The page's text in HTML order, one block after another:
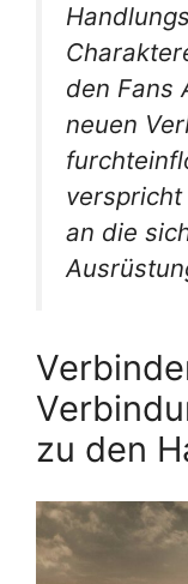
den Fans
neuen
verspricht
an die
zu den